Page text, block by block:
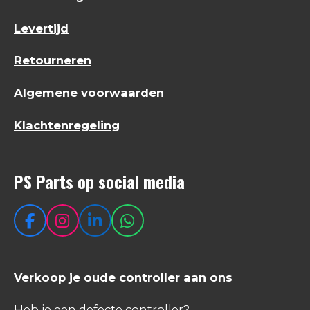
Levertijd
Retourneren
Algemene voorwaarden
Klachtenregeling
PS Parts op social media
F
a
e
o
I
n
t
a
L
i
k
d
W
h
t
Verkoop je oude controller aan ons